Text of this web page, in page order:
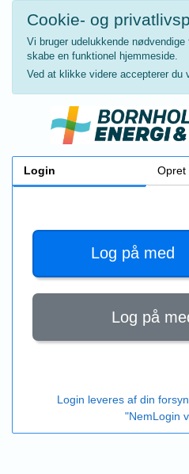
Cookie- og
Vi bruger udelukkende
skabe en funktionel hjemmeside.
Ved at klikke videre accepterer du
Login Opret
Log på med
Log på
Login leveres af din
"NemLogin